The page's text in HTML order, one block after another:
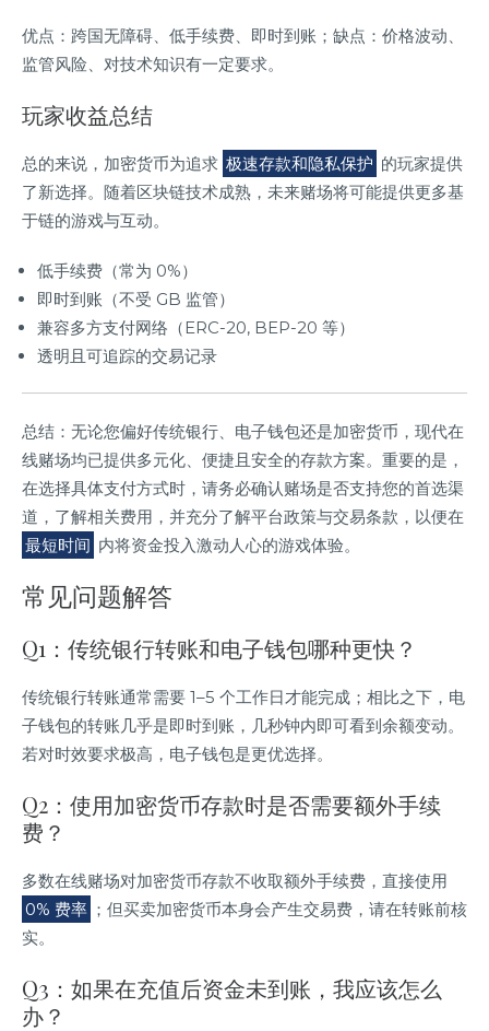
优点：跨国无障碍、低手续费、即时到账；缺点：价格波动、
监管风险、对技术知识有一定要求。
玩家收益总结
总的来说，加密货币为追求 极速存款和隐私保护 的玩家提供
了新选择。随着区块链技术成熟，未来赌场将可能提供更多基
于链的游戏与互动。
低手续费（常为 0%）
即时到账（不受 GB 监管）
兼容多方支付网络（ERC-20, BEP-20 等）
透明且可追踪的交易记录
总结：无论您偏好传统银行、电子钱包还是加密货币，现代在
线赌场均已提供多元化、便捷且安全的存款方案。重要的是，
在选择具体支付方式时，请务必确认赌场是否支持您的首选渠
道，了解相关费用，并充分了解平台政策与交易条款，以便在
最短时间 内将资金投入激动人心的游戏体验。
常见问题解答
Q1：传统银行转账和电子钱包哪种更快？
传统银行转账通常需要 1–5 个工作日才能完成；相比之下，电
子钱包的转账几乎是即时到账，几秒钟内即可看到余额变动。
若对时效要求极高，电子钱包是更优选择。
Q2：使用加密货币存款时是否需要额外手续
费？
多数在线赌场对加密货币存款不收取额外手续费，直接使用
0% 费率 ；但买卖加密货币本身会产生交易费，请在转账前核
实。
Q3：如果在充值后资金未到账，我应该怎么
办？